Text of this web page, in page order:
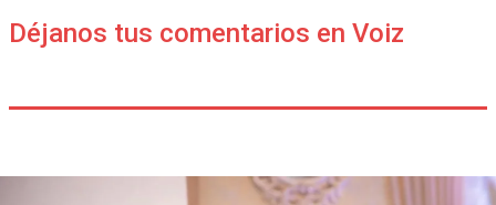
Déjanos tus comentarios en Voiz